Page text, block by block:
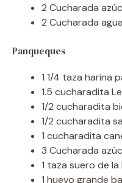
2 Cucharada
2 Cucharada agua
Panqueques
1 1/4 taza harina
1.5 cucharadita
1/2 cucharadita
1/2 cucharadita
1 cucharadita
3 Cucharada
1 taza suero de la
1 huevo grande